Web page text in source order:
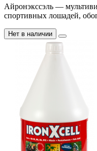
Айронэкссэль —
спортивных лошадей,
Нет в наличии